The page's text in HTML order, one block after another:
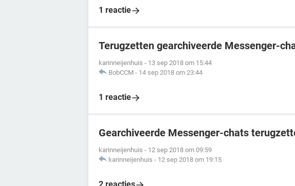
1 reactie
Terugzetten gearchiveerde Messenger-
karinneijenhuis - 13 sep 2018 om 15:44
BobCCM - 14 sep 2018 om 23:44
1 reactie
Gearchiveerde Messenger-chats
karinneijenhuis - 12 sep 2018 om 09:59
karinneijenhuis - 12 sep 2018 om 19:15